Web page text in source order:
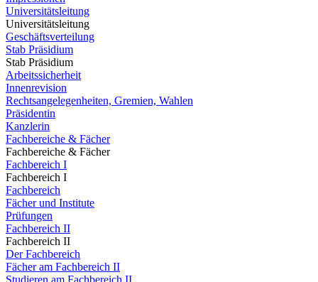
Universitätsleitung
Universitätsleitung
Geschäftsverteilung
Stab Präsidium
Stab Präsidium
Arbeitssicherheit
Innenrevision
Rechtsangelegenheiten, Gremien, Wahlen
Präsidentin
Kanzlerin
Fachbereiche & Fächer
Fachbereiche & Fächer
Fachbereich I
Fachbereich I
Fachbereich
Fächer und Institute
Prüfungen
Fachbereich II
Fachbereich II
Der Fachbereich
Fächer am Fachbereich II
Studieren am Fachbereich II